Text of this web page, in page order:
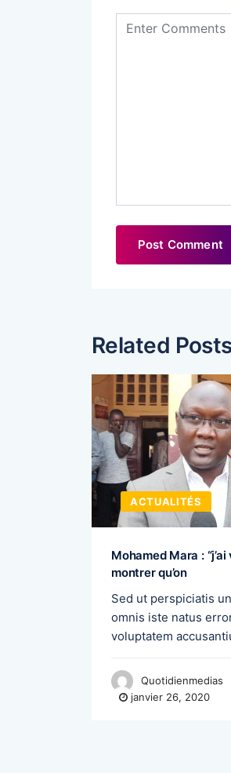
Related
ACTUALITÉS
Mohamed Mara :
montrer qu’on
Sed ut perspiciatis
omnis iste natus
voluptatem
Quotidienmedias
janvier 26, 2020